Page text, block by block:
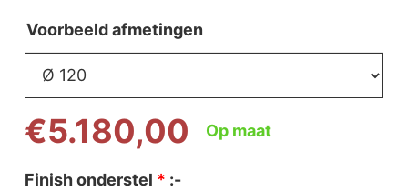
Voorbeeld afmetingen
€5.180,00 Op maat
Finish onderstel * :-